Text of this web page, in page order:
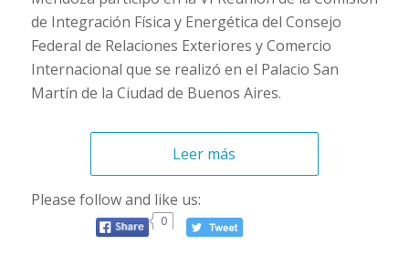
de Integración Física y Energética del Consejo
Federal de Relaciones Exteriores y Comercio
Internacional que se realizó en el Palacio San
Martín de la Ciudad de Buenos Aires.
Leer más
Please follow and like us:
0